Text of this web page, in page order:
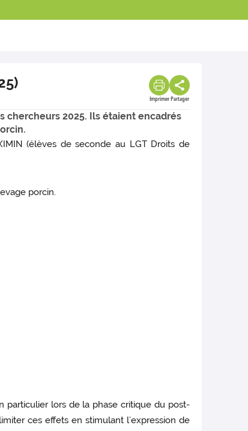
Imprimer Partager
chercheurs 2025. Ils étaient encadrés
(élèves de seconde au LGT Droits de
porcin.
particulier lors de la phase critique du post-
ces effets en stimulant l’expression de